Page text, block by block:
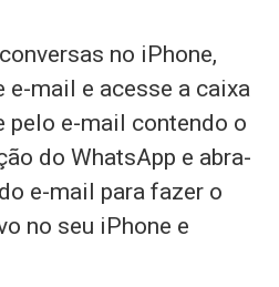
no iPhone,
e-mail e acesse a caixa
pelo e-mail contendo o
do WhatsApp e abra-
e-mail para fazer o
no seu iPhone e